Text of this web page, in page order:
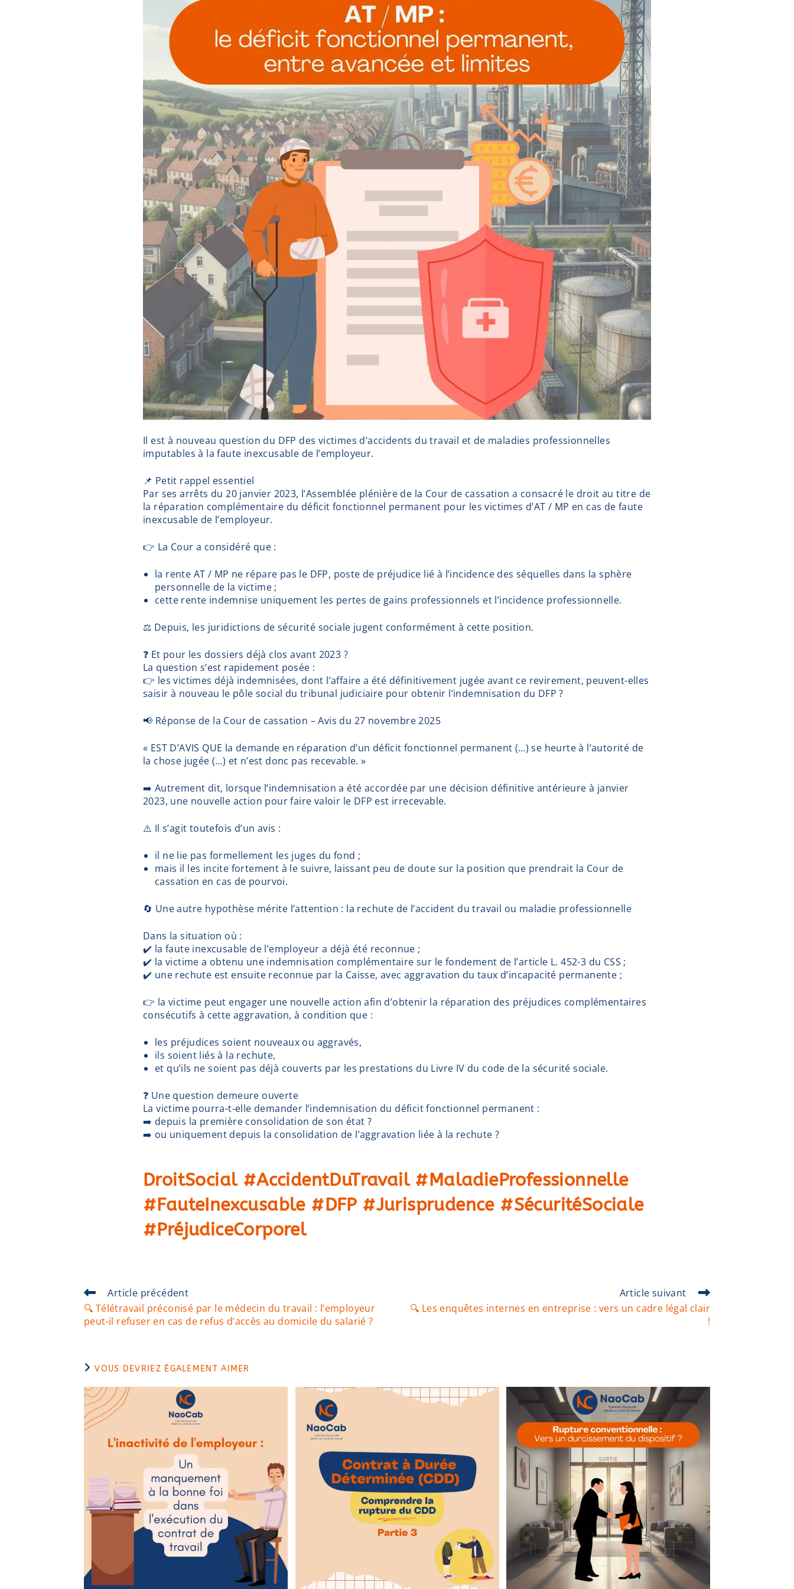
Il est à nouveau question du DFP des victimes d’accidents du travail et de maladies professionnelles
imputables à la faute inexcusable de l’employeur.
📌 Petit rappel essentiel
Par ses arrêts du 20 janvier 2023, l’Assemblée plénière de la Cour de cassation a consacré le droit au titre de
la réparation complémentaire du déficit fonctionnel permanent pour les victimes d’AT / MP en cas de faute
inexcusable de l’employeur.
👉 La Cour a considéré que :
la rente AT / MP ne répare pas le DFP, poste de préjudice lié à l’incidence des séquelles dans la sphère
personnelle de la victime ;
cette rente indemnise uniquement les pertes de gains professionnels et l’incidence professionnelle.
⚖️ Depuis, les juridictions de sécurité sociale jugent conformément à cette position.
❓ Et pour les dossiers déjà clos avant 2023 ?
La question s’est rapidement posée :
👉 les victimes déjà indemnisées, dont l’affaire a été définitivement jugée avant ce revirement, peuvent-elles
saisir à nouveau le pôle social du tribunal judiciaire pour obtenir l’indemnisation du DFP ?
📢 Réponse de la Cour de cassation – Avis du 27 novembre 2025
« EST D’AVIS QUE la demande en réparation d’un déficit fonctionnel permanent (…) se heurte à l’autorité de
la chose jugée (…) et n’est donc pas recevable. »
➡️ Autrement dit, lorsque l’indemnisation a été accordée par une décision définitive antérieure à janvier
2023, une nouvelle action pour faire valoir le DFP est irrecevable.
⚠️ Il s’agit toutefois d’un avis :
il ne lie pas formellement les juges du fond ;
mais il les incite fortement à le suivre, laissant peu de doute sur la position que prendrait la Cour de
cassation en cas de pourvoi.
🔄 Une autre hypothèse mérite l’attention : la rechute de l’accident du travail ou maladie professionnelle
Dans la situation où :
✔️ la faute inexcusable de l’employeur a déjà été reconnue ;
✔️ la victime a obtenu une indemnisation complémentaire sur le fondement de l’article L. 452-3 du CSS ;
✔️ une rechute est ensuite reconnue par la Caisse, avec aggravation du taux d’incapacité permanente ;
👉 la victime peut engager une nouvelle action afin d’obtenir la réparation des préjudices complémentaires
consécutifs à cette aggravation, à condition que :
les préjudices soient nouveaux ou aggravés,
ils soient liés à la rechute,
et qu’ils ne soient pas déjà couverts par les prestations du Livre IV du code de la sécurité sociale.
❓ Une question demeure ouverte
La victime pourra-t-elle demander l’indemnisation du déficit fonctionnel permanent :
➡️ depuis la première consolidation de son état ?
➡️ ou uniquement depuis la consolidation de l’aggravation liée à la rechute ?
DroitSocial #AccidentDuTravail #MaladieProfessionnelle
#FauteInexcusable #DFP #Jurisprudence #SécuritéSociale
#PréjudiceCorporel
Article précédent
🔍 Télétravail préconisé par le médecin du travail : l’employeur
peut-il refuser en cas de refus d’accès au domicile du salarié ?
Article suivant
🔍 Les enquêtes internes en entreprise : vers un cadre légal clair
!
VOUS DEVRIEZ ÉGALEMENT AIMER